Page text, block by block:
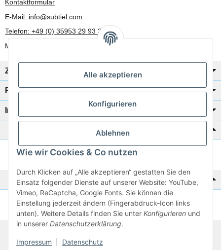
Alle akzeptieren
Konfigurieren
Ablehnen
Wie wir Cookies & Co nutzen
Durch Klicken auf „Alle akzeptieren“ gestatten Sie den
Einsatz folgender Dienste auf unserer Website: YouTube,
Vimeo, ReCaptcha, Google Fonts. Sie können die
Einstellung jederzeit ändern (Fingerabdruck-Icon links
unten). Weitere Details finden Sie unter Konfigurieren und
in unserer Datenschutzerklärung.
Impressum Datenschutz
Kontaktformular
E-Mail: info@subtiel.com
Telefon: +49 (0) 35953 29 93 30
Mo-Fr: 8:00 Uhr - 17:00 Uhr
Zahlung/Versand
Rechtliches
Informationen
Katalog zur Hand?
Zur Schnellbestellung
Noch kein Katalog?
Preisliste anschauen
© 2026 subtiel-shop.de